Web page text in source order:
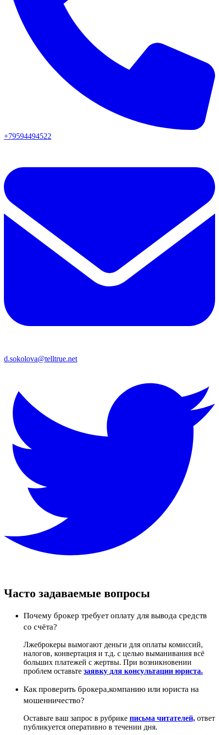
+79594494522
d.sokolova@telltrue.net
Часто задаваемые вопросы
Почему брокер требует оплату для вывода средств
со счёта?
Лжеброкеры вымогают деньги для оплаты комиссий,
налогов, конвертация и т.д. с целью выманивания всё
больших платежей с жертвы. При возникновении
проблем оставьте заявку для консультации юриста.
Как проверить брокера,компанию или юриста на
мошенничество?
Оставьте ваш запрос в рубрике письма читателей, ответ
публикуется оперативно в течении дня.